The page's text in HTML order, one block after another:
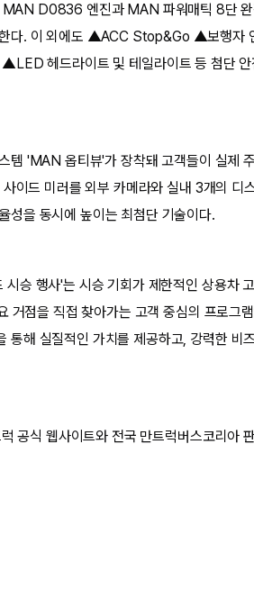
D0836 엔진과 MAN 파워매틱 8단 완
다. 이 외에도 ▲ACC Stop&Go ▲보행자
헤드라이트 및 테일라이트 등 첨단 안
템 'MAN 옵티뷰'가 장착돼 고객들이 실제
이드 미러를 외부 카메라와 실내 3개의 디
성을 동시에 높이는 최첨단 기술이다.
승 행사'는 시승 기회가 제한적인 상용차
점을 직접 찾아가는 고객 중심의 프로그
해 실질적인 가치를 제공하고, 강력한 비
공식 웹사이트와 전국 만트럭버스코리아